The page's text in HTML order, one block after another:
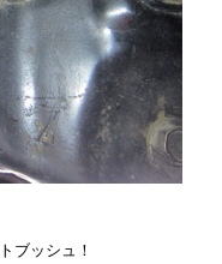
ブッシュ！